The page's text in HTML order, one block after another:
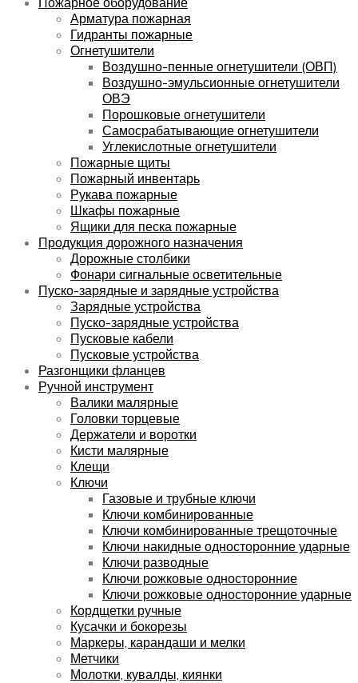
Арматура пожарная
Гидранты пожарные
Огнетушители
Воздушно-пенные огнетушители (ОВП)
Воздушно-эмульсионные огнетушители
ОВЭ
Порошковые огнетушители
Самосрабатывающие огнетушители
Углекислотные огнетушители
Пожарные щиты
Пожарный инвентарь
Рукава пожарные
Шкафы пожарные
Ящики для песка пожарные
Продукция дорожного назначения
Дорожные столбики
Фонари сигнальные осветительные
Пуско-зарядные и зарядные устройства
Зарядные устройства
Пуско-зарядные устройства
Пусковые кабели
Пусковые устройства
Разгонщики фланцев
Ручной инструмент
Валики малярные
Головки торцевые
Держатели и воротки
Кисти малярные
Клещи
Ключи
Газовые и трубные ключи
Ключи комбинированные
Ключи комбинированные трещоточные
Ключи накидные односторонние ударные
Ключи разводные
Ключи рожковые односторонние
Ключи рожковые односторонние ударные
Кордщетки ручные
Кусачки и бокорезы
Маркеры, карандаши и мелки
Метчики
Молотки, кувалды, киянки